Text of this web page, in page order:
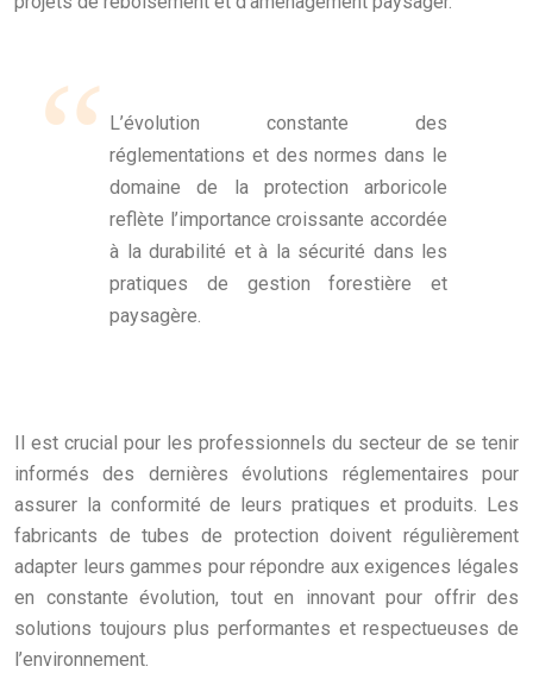
L’évolution constante des
réglementations et des normes dans le
domaine de la protection arboricole
reflète l’importance croissante accordée
à la durabilité et à la sécurité dans les
pratiques de gestion forestière et
paysagère.
Il est crucial pour les professionnels du secteur de se tenir
informés des dernières évolutions réglementaires pour
assurer la conformité de leurs pratiques et produits. Les
fabricants de tubes de protection doivent régulièrement
adapter leurs gammes pour répondre aux exigences légales
en constante évolution, tout en innovant pour offrir des
solutions toujours plus performantes et respectueuses de
l’environnement.